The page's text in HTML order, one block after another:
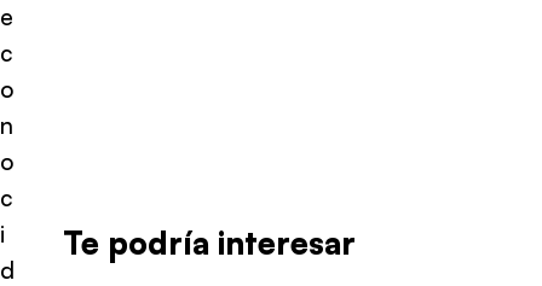
e
c
o
n
o
c
i
d
Te podría interesar